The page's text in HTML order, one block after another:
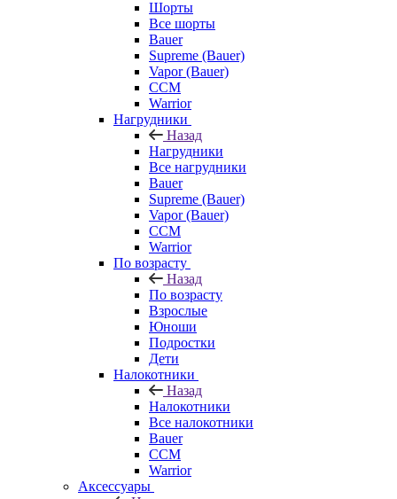
Шорты
Все шорты
Bauer
Supreme (Bauer)
Vapor (Bauer)
CCM
Warrior
Нагрудники
Назад
Нагрудники
Все нагрудники
Bauer
Supreme (Bauer)
Vapor (Bauer)
CCM
Warrior
По возрасту
Назад
По возрасту
Взрослые
Юноши
Подростки
Дети
Налокотники
Назад
Налокотники
Все налокотники
Bauer
CCM
Warrior
Аксессуары